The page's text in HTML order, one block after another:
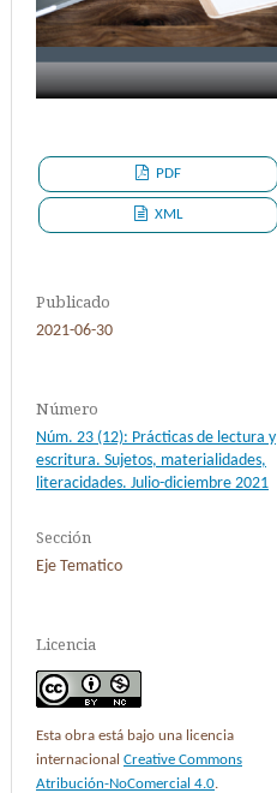
PDF
XML
Publicado
2021-06-30
Número
Núm. 23 (12): Prácticas de lectura y
escritura. Sujetos, materialidades,
literacidades. Julio-diciembre 2021
Sección
Eje Tematico
Licencia
Esta obra está bajo una licencia
internacional Creative Commons
Atribución-NoComercial 4.0.